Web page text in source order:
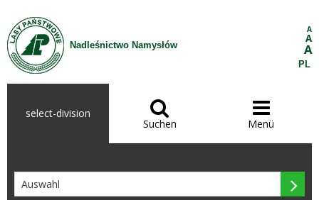
Zum Inhalt wechseln
Nadleśnictwo Namysłów
A
A
A
PL
select-division 
Suchen

Menü
